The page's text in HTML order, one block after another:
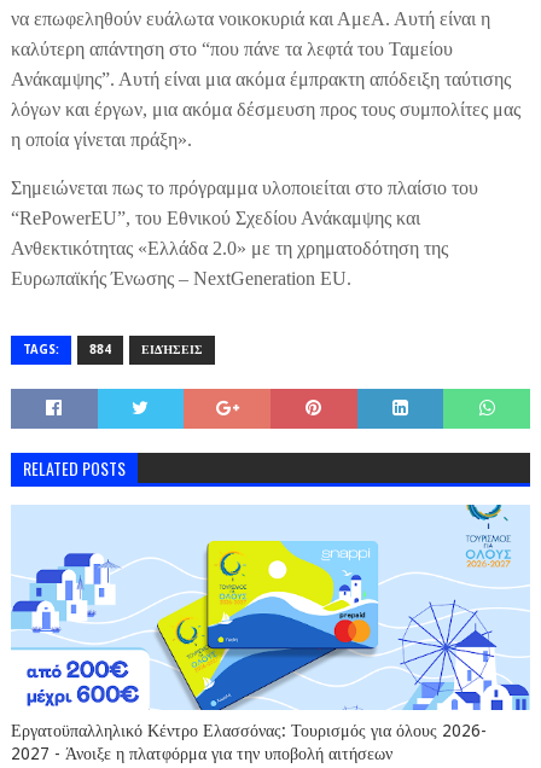
να επωφεληθούν ευάλωτα νοικοκυριά και ΑμεΑ. Αυτή είναι η
καλύτερη απάντηση στο “που πάνε τα λεφτά του Ταμείου
Ανάκαμψης”. Αυτή είναι μια ακόμα έμπρακτη απόδειξη ταύτισης
λόγων και έργων, μια ακόμα δέσμευση προς τους συμπολίτες μας
η οποία γίνεται πράξη».
Σημειώνεται πως το πρόγραμμα υλοποιείται στο πλαίσιο του
“RePowerEU”, του Εθνικού Σχεδίου Ανάκαμψης και
Ανθεκτικότητας «Ελλάδα 2.0» με τη χρηματοδότηση της
Ευρωπαϊκής Ένωσης – NextGeneration EU.
TAGS: 884 ΕΙΔΉΣΕΙΣ
RELATED POSTS
Εργατοϋπαλληλικό Κέντρο Ελασσόνας: Τουρισμός για όλους 2026-
2027 - Άνοιξε η πλατφόρμα για την υποβολή αιτήσεων